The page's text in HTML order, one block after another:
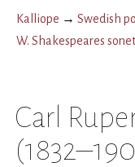
Kalliope → Swedish
W. Shakespeares
Carl